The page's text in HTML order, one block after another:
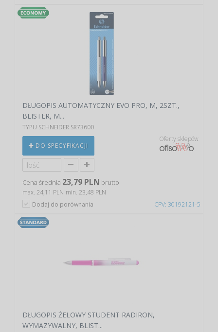
CPV: 30192121-5
DŁUGOPIS AUTOMATYCZNY EVO PRO, M, 2SZT.,
BLISTER, M...
TYPU SCHNEIDER SR73600
DO SPECYFIKACJI
Oferty sklepów
Cena średnia 23,79 PLN brutto
max. 24,11 PLN min. 23,48 PLN
Dodaj do porównania
DŁUGOPIS ŻELOWY STUDENT RADIRON,
WYMAZYWALNY, BLIST...